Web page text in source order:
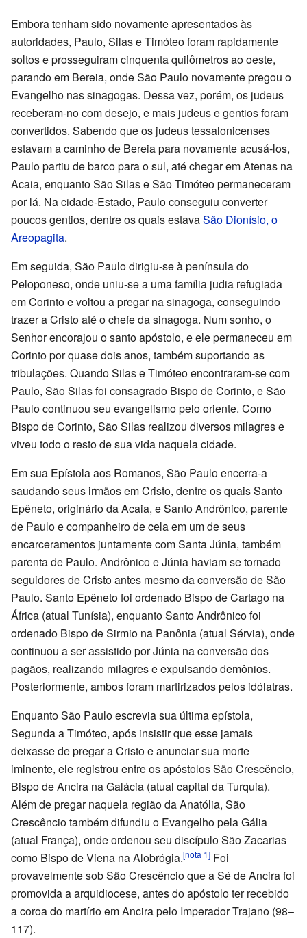
Embora tenham sido novamente apresentados às
autoridades, Paulo, Silas e Timóteo foram rapidamente
soltos e prosseguiram cinquenta quilômetros ao oeste,
parando em Bereia, onde São Paulo novamente pregou o
Evangelho nas sinagogas. Dessa vez, porém, os judeus
receberam-no com desejo, e mais judeus e gentios foram
convertidos. Sabendo que os judeus tessalonicenses
estavam a caminho de Bereia para novamente acusá-los,
Paulo partiu de barco para o sul, até chegar em Atenas na
Acaia, enquanto São Silas e São Timóteo permaneceram
por lá. Na cidade-Estado, Paulo conseguiu converter
poucos gentios, dentre os quais estavaSão Dionísio, o
Areopagita.
Em seguida, São Paulo dirigiu-se à península do
Peloponeso, onde uniu-se a uma família judia refugiada
em Corinto e voltou a pregar na sinagoga, conseguindo
trazer a Cristo até o chefe da sinagoga. Num sonho, o
Senhor encorajou o santo apóstolo, e ele permaneceu em
Corinto por quase dois anos, também suportando as
tribulações. Quando Silas e Timóteo encontraram-se com
Paulo, São Silas foi consagrado Bispo de Corinto, e São
Paulo continuou seu evangelismo pelo oriente. Como
Bispo de Corinto, São Silas realizou diversos milagres e
viveu todo o resto de sua vida naquela cidade.
Em sua Epístola aos Romanos, São Paulo encerra-a
saudando seus irmãos em Cristo, dentre os quais Santo
Epêneto, originário da Acaia, e Santo Andrônico, parente
de Paulo e companheiro de cela em um de seus
encarceramentos juntamente com Santa Júnia, também
parenta de Paulo. Andrônico e Júnia haviam se tornado
seguidores de Cristo antes mesmo da conversão de São
Paulo. Santo Epêneto foi ordenado Bispo de Cartago na
África (atual Tunísia), enquanto Santo Andrônico foi
ordenado Bispo de Sirmio na Panônia (atual Sérvia), onde
continuou a ser assistido por Júnia na conversão dos
pagãos, realizando milagres e expulsando demônios.
Posteriormente, ambos foram martirizados pelos idólatras.
Enquanto São Paulo escrevia sua última epístola,
Segunda a Timóteo, após insistir que esse jamais
deixasse de pregar a Cristo e anunciar sua morte
iminente, ele registrou entre os apóstolos São Crescêncio,
Bispo de Ancira na Galácia (atual capital da Turquia).
Além de pregar naquela região da Anatólia, São
Crescêncio também difundiu o Evangelho pela Gália
(atual França), onde ordenou seu discípulo São Zacarias
como Bispo de Viena na Alobrógia.[nota 1] Foi
provavelmente sob São Crescêncio que a Sé de Ancira foi
promovida a arquidiocese, antes do apóstolo ter recebido
a coroa do martírio em Ancira pelo Imperador Trajano (98–
117).